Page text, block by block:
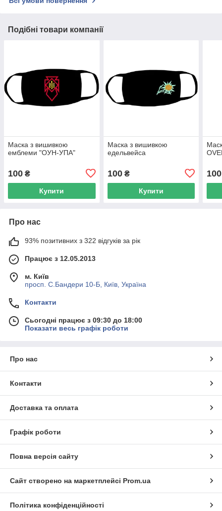
Подібні товари компанії
Маска з вишивкою
емблеми "ОУН-УПА"
100 ₴
Купити
Маска з вишивкою
едельвейса
100₴
Купити
100
Про нас
93% позитивних з 322 відгуків за рік
Працює з 12.05.2013
м. Київ
просп. С.Бандери 10-Б, Київ, Україна
Контакти
Сьогодні працює з 09:30 до 18:00
Показати весь графік роботи
Про нас
Контакти
Доставка та оплата
Графік роботи
Повна версія сайту
Сайт створено на маркетплейсі Prom.ua
Політика конфіденційності